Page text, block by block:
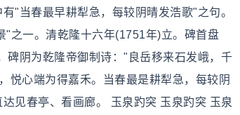
"当春最早耕犁急，每较阴晴发浩歌"之句。
"之一。清乾隆十六年(1751年)立。碑首盘
碑阴为乾隆帝御制诗："良岳移来石发峨，千
悦心端为得嘉禾。当春最是耕犁急，每较阴
见春亭、看画廊。 玉泉趵突 玉泉趵突 玉泉